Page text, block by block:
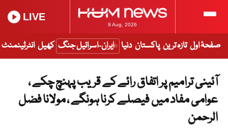
9 Aug, 2026
LIVE
صفحۂ اول تازہ ترین پاکستان دنیا ایران-اسرائیل جنگ کھیل انٹرٹینمنٹ
آئینی ترامیم پر اتفاق رائے کے قریب پہنچ چکے ،
عوامی مفاد میں فیصلے کرنا ہونگے ، مولانا فضل
الرحمن